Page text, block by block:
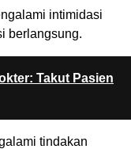
intimidasi
berlangsung.
Takut Pasien
tindakan